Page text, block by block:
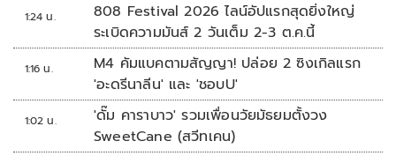
1:24 น.
808 Festival 2026 ไลน์อัปแรกสุดยิ่งใหญ่
ระเบิดความมันส์ 2 วันเต็ม 2-3 ต.ค.นี้
1:16 น.
M4 คัมแบคตามสัญญา! ปล่อย 2 ซิงเกิลแรก
'อะดรีนาลีน' และ 'ชอบU'
1:02 น.
'ดั๊ม คาราบาว' รวมเพื่อนวัยมัธยมตั้งวง
SweetCane (สวีทเคน)